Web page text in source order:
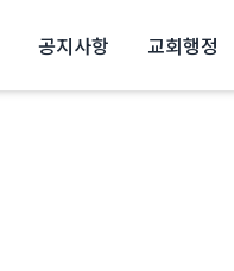
공지사항 교회행정